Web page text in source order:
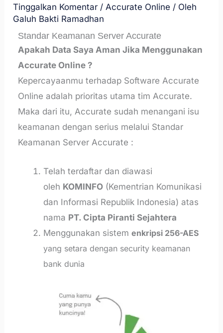
Tinggalkan Komentar /Accurate Online / Oleh
Galuh Bakti Ramadhan
Standar Keamanan Server Accurate
Apakah Data Saya Aman Jika Menggunakan
Accurate Online ?
Kepercayaanmu terhadap Software Accurate
Online adalah prioritas utama tim Accurate.
Maka dari itu, Accurate sudah menangani isu
keamanan dengan serius melalui Standar
Keamanan Server Accurate :
Telah terdaftar dan diawasi
oleh KOMINFO (Kementrian Komunikasi
dan Informasi Republik Indonesia) atas
nama PT. Cipta Piranti Sejahtera
Menggunakan sistemenkripsi 256-AES
yang setara dengan security keamanan
bank dunia